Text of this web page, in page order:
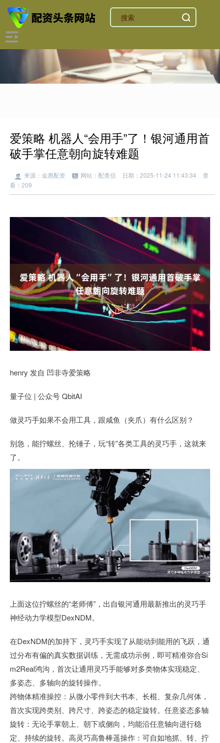
爱策略 机器人“会用手”了！银河通用首
破手掌任意朝向旋转难题
来源：金惠配资 网站：配查信 日期：2025-11-24 11:43:34
查
看：209
henry 发自 凹非寺爱策略
量子位 | 公众号 QbitAI
做灵巧手如果不会用工具，跟咸鱼（夹爪）有什么区别？
别急，能拧螺丝、抡锤子，玩“转”各类工具的灵巧手，这就来
了。
上面这位拧螺丝的“老师傅”，出自银河通用最新推出的灵巧手
神经动力学模型DexNDM。
在DexNDM的加持下，灵巧手实现了从能动到能用的飞跃，通
过分布有偏的真实数据训练，无需成功示例，即可精准弥合Si
m2Real鸿沟，首次让通用灵巧手能够对多类物体实现稳定、
多姿态、多轴向的旋转操作。
跨物体精准操控：从微小零件到大书本、长棍、复杂几何体，
首次实现跨类别、跨尺寸、跨姿态的稳定旋转。任意姿态多轴
旋转：无论手掌朝上、朝下或侧向，均能沿任意轴向进行稳
定、持续的旋转。高灵巧高鲁棒遥操作：可自如地抓、转、拧